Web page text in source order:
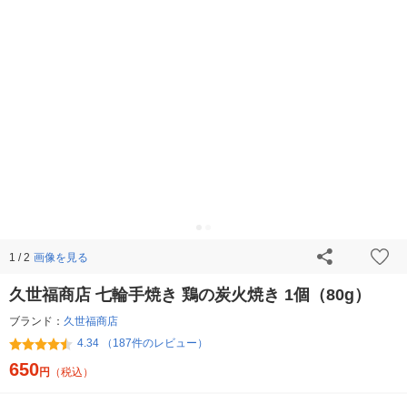
1 / 2 画像を見る
久世福商店 七輪手焼き 鶏の炭火焼き 1個（80g）
ブランド： 久世福商店
4.34 （187件のレビュー）
650円 （税込）